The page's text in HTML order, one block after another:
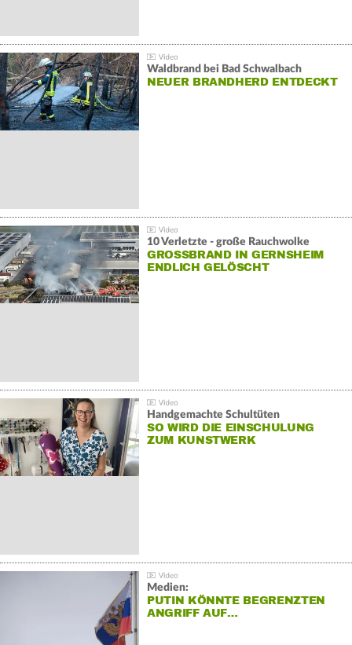
Waldbrand bei Bad Schwalbach
NEUER BRANDHERD ENTDECKT
10 Verletzte - große Rauchwolke
GROSSBRAND IN GERNSHEIM E
NDLICH GELÖSCHT
Handgemachte Schultüten
SO WIRD DIE EINSCHULUNG
ZUM KUNSTWERK
Medien:
PUTIN KÖNNTE BEGRENZTEN
ANGRIFF AUF…